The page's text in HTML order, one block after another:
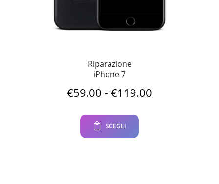
Riparazione
iPhone 7
€59.00 - €119.00
SCEGLI